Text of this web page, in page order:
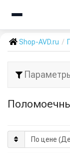
Shop-AVD.ru